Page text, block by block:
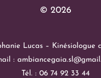
© 2026
Lucas – Kinésiologue
:
Tél. : 06 74 92 33 44